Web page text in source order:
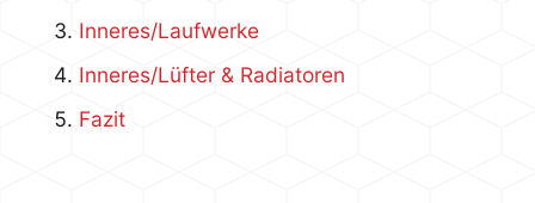
Inneres/Laufwerke
Inneres/Lüfter & Radiatoren
Fazit